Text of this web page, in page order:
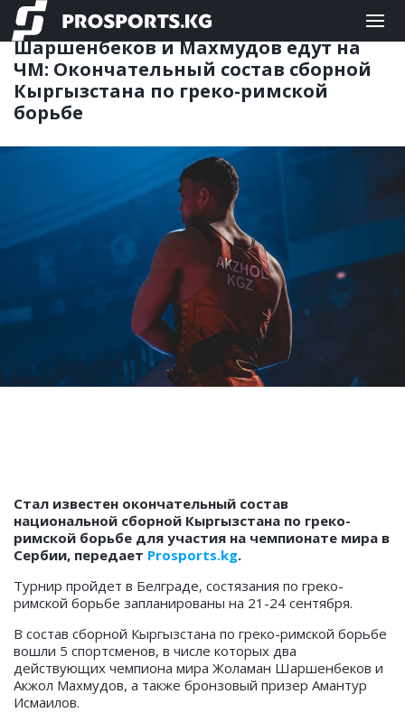
БОРЬБА 08.09.2023 09:52
Шаршенбеков и Махмудов едут на
ЧМ: Окончательный состав сборной
Кыргызстана по греко-римской
борьбе
Стал известен окончательный состав
национальной сборной Кыргызстана по греко-
римской борьбе для участия на чемпионате мира в
Сербии, передает Prosports.kg.
Турнир пройдет в Белграде, состязания по греко-
римской борьбе запланированы на 21-24 сентября.
В состав сборной Кыргызстана по греко-римской борьбе
вошли 5 спортсменов, в числе которых два
действующих чемпиона мира Жоламан Шаршенбеков и
Акжол Махмудов, а также бронзовый призер Амантур
Исмаилов.